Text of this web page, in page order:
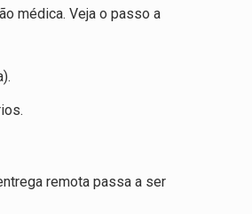
médica. Veja o passo a
remota passa a ser